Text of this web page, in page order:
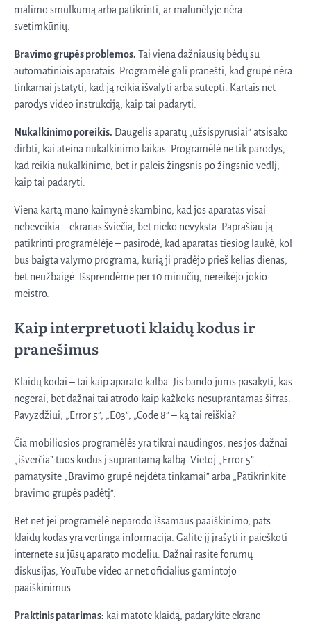
malimo smulkumą arba patikrinti, ar malūnėlyje nėra
svetimkūnių.
Bravimo grupės problemos. Tai viena dažniausių bėdų su
automatiniais aparatais. Programėlė gali pranešti, kad grupė nėra
tinkamai įstatyti, kad ją reikia išvalyti arba sutepti. Kartais net
parodys video instrukciją, kaip tai padaryti.
Nukalkinimo poreikis. Daugelis aparatų „užsispyrusiai” atsisako
dirbti, kai ateina nukalkinimo laikas. Programėlė ne tik parodys,
kad reikia nukalkinimo, bet ir paleis žingsnis po žingsnio vedlį,
kaip tai padaryti.
Viena kartą mano kaimynė skambino, kad jos aparatas visai
nebeveikia – ekranas šviečia, bet nieko nevyksta. Paprašiau ją
patikrinti programėlėje – pasirodė, kad aparatas tiesiog laukė, kol
bus baigta valymo programa, kurią ji pradėjo prieš kelias dienas,
bet neužbaigė. Išsprendėme per 10 minučių, nereikėjo jokio
meistro.
Kaip interpretuoti klaidų kodus ir
pranešimus
Klaidų kodai – tai kaip aparato kalba. Jis bando jums pasakyti, kas
negerai, bet dažnai tai atrodo kaip kažkoks nesuprantamas šifras.
Pavyzdžiui, „Error 5”, „E03”, „Code 8” – ką tai reiškia?
Čia mobiliosios programėlės yra tikrai naudingos, nes jos dažnai
„išverčia” tuos kodus į suprantamą kalbą. Vietoj „Error 5”
pamatysite „Bravimo grupė neįdėta tinkamai” arba „Patikrinkite
bravimo grupės padėtį”.
Bet net jei programėlė neparodo išsamaus paaiškinimo, pats
klaidų kodas yra vertinga informacija. Galite jį įrašyti ir paieškoti
internete su jūsų aparato modeliu. Dažnai rasite forumų
diskusijas, YouTube video ar net oficialius gamintojo
paaiškinimus.
Praktinis patarimas: kai matote klaidą, padarykite ekrano